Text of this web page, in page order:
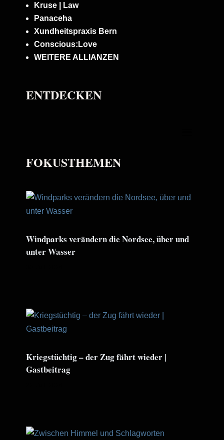
Kruse | Law
Panaceha
Xundheitspraxis Bern
Conscious:Love
WEITERE ALLIANZEN
ENTDECKEN
FOKUSTHEMEN
Windparks verändern die Nordsee, über und
unter Wasser
Kriegstüchtig – der Zug fährt wieder |
Gastbeitrag